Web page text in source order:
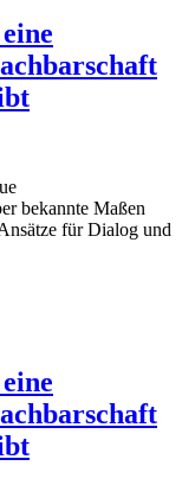
bekannte Maßen
für Dialog und